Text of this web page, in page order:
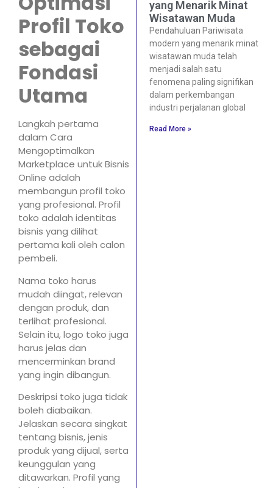
Profil Toko
sebagai
Fondasi
Utama
Langkah pertama
dalam Cara
Mengoptimalkan
Marketplace untuk Bisnis
Online adalah
membangun profil toko
yang profesional. Profil
toko adalah identitas
bisnis yang dilihat
pertama kali oleh calon
pembeli.
Nama toko harus
mudah diingat, relevan
dengan produk, dan
terlihat profesional.
Selain itu, logo toko juga
harus jelas dan
mencerminkan brand
yang ingin dibangun.
Deskripsi toko juga tidak
boleh diabaikan.
Jelaskan secara singkat
tentang bisnis, jenis
produk yang dijual, serta
keunggulan yang
ditawarkan. Profil yang
yang Menarik Minat
Wisatawan Muda
Pendahuluan Pariwisata
modern yang menarik minat
wisatawan muda telah
menjadi salah satu
fenomena paling signifikan
dalam perkembangan
industri perjalanan global
Read More »